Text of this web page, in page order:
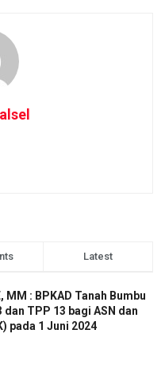
Latest
MM : BPKAD Tanah Bumbu
dan TPP 13 bagi ASN dan
pada 1 Juni 2024